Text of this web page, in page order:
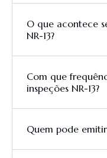
O que acontece
NR-13?
Com que
inspeções NR-13?
Quem pode